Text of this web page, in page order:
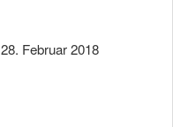
28. Februar 2018